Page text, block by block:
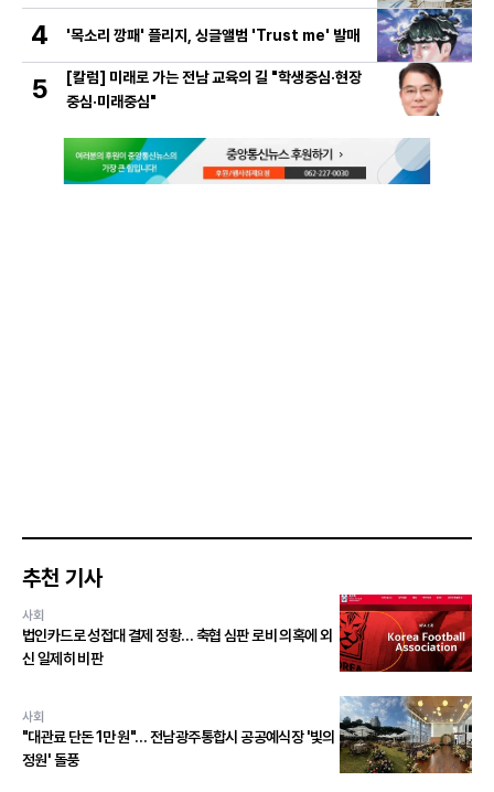
4 '목소리 깡패' 플리지, 싱글앨범 'Trust me' 발매
5
[칼럼] 미래로 가는 전남 교육의 길 "학생중심·현장
중심·미래중심"
추천 기사
사회
법인카드로 성접대 결제 정황… 축협 심판 로비 의혹에 외
신 일제히 비판
사회
"대관료 단돈 1만 원"… 전남광주통합시 공공예식장 '빛의
정원' 돌풍